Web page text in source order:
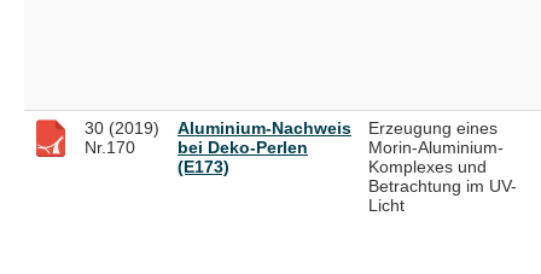
30 (2019)
Nr.170
Aluminium-Nachweis
bei Deko-Perlen
(E173)
Erzeugung eines
Morin-Aluminium-
Komplexes und
Betrachtung im UV-
Licht